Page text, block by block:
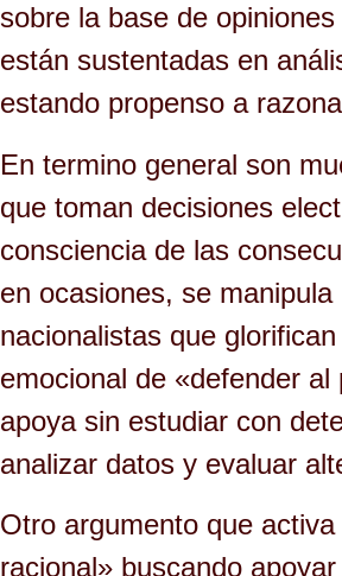
sobre la base de
están sustentadas en
estando propenso a
En termino general son
que toman decisiones
consciencia de las
en ocasiones, se
nacionalistas que
emocional de «defender
apoya sin estudiar con
analizar datos y evaluar
Otro argumento que
racional» buscando